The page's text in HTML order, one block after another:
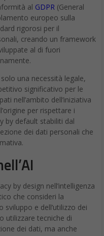
al GDPR (General
europeo sulla
rigorosi per il
creando un framework
al di fuori
solo una necessità legale,
significativo per le
nell’ambito dell’iniziativa
per rispettare i
by default stabiliti dal
dei dati personali che
by design nell’intelligenza
che consideri la
e dell’utilizzo dei
utilizzare tecniche di
dei dati, ma anche